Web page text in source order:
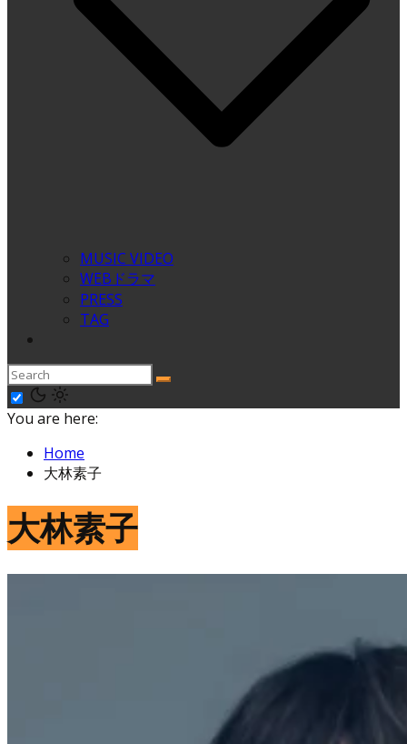
MUSIC VIDEO
WEBドラマ
PRESS
TAG
You are here:
Home
大林素子
大林素子